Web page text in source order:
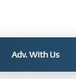
Adv. With Us